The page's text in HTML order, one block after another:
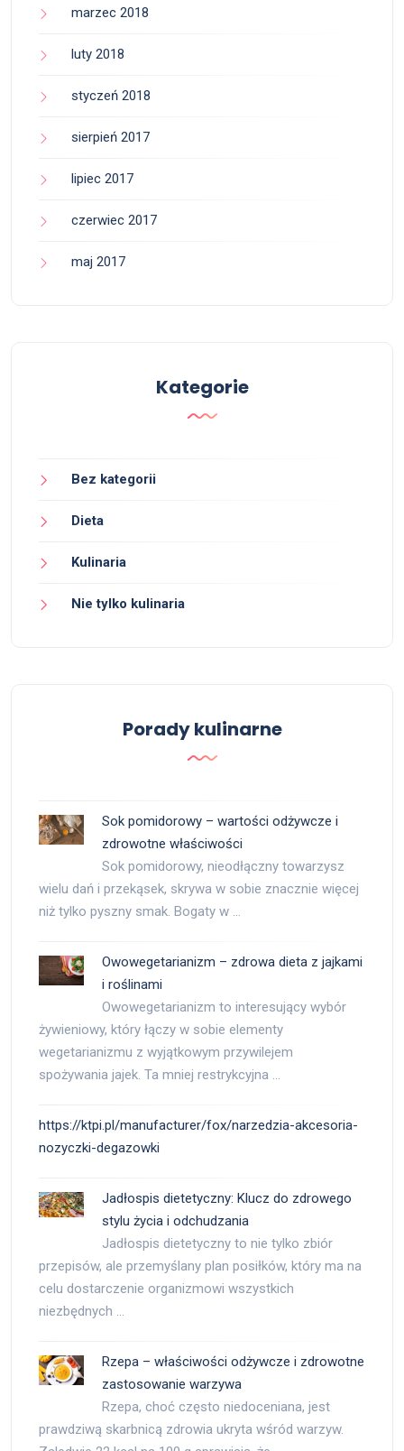
marzec 2018
luty 2018
styczeń 2018
sierpień 2017
lipiec 2017
czerwiec 2017
maj 2017
Kategorie
Bez kategorii
Dieta
Kulinaria
Nie tylko kulinaria
Porady kulinarne
Sok pomidorowy – wartości odżywcze i
zdrowotne właściwości
Sok pomidorowy, nieodłączny towarzysz
wielu dań i przekąsek, skrywa w sobie znacznie więcej
niż tylko pyszny smak. Bogaty w …
Owowegetarianizm – zdrowa dieta z jajkami
i roślinami
Owowegetarianizm to interesujący wybór
żywieniowy, który łączy w sobie elementy
wegetarianizmu z wyjątkowym przywilejem
spożywania jajek. Ta mniej restrykcyjna …
https://ktpi.pl/manufacturer/fox/narzedzia-akcesoria-
nozyczki-degazowki
Jadłospis dietetyczny: Klucz do zdrowego
stylu życia i odchudzania
Jadłospis dietetyczny to nie tylko zbiór
przepisów, ale przemyślany plan posiłków, który ma na
celu dostarczenie organizmowi wszystkich
niezbędnych …
Rzepa – właściwości odżywcze i zdrowotne
zastosowanie warzywa
Rzepa, choć często niedoceniana, jest
prawdziwą skarbnicą zdrowia ukryta wśród warzyw.